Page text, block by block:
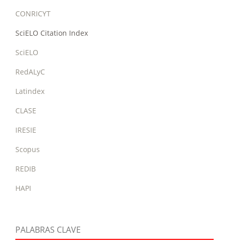
CONRICYT
SciELO Citation Index
SciELO
RedALyC
Latindex
CLASE
IRESIE
Scopus
REDIB
HAPI
PALABRAS CLAVE